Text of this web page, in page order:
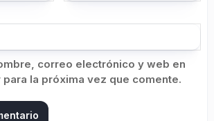
correo electrónico y web en
la próxima vez que comente.